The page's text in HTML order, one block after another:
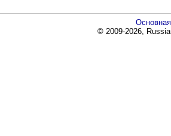
Основная
© 2009-2026,